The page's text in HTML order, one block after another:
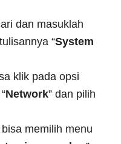
dan masuklah
“System
klik pada opsi
Network” dan pilih
memilih menu